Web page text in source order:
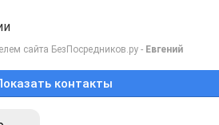
сайта БезПосредников.ру - Евгений
контакты